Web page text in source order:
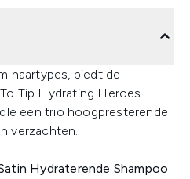
haartypes, biedt de
Tip Hydrating Heroes
een trio hoogpresterende
verzachten.
Hydraterende Shampoo